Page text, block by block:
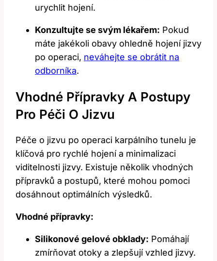
urychlit hojení.
Konzultujte se svým lékařem: Pokud
máte jakékoli obavy ohledně hojení jizvy
​po operaci, neváhejte se obrátit na
odborníka.
Vhodné Přípravky A Postupy
Pro Péči ​o Jizvu
Péče o jizvu po‌ operaci karpálního tunelu ⁤je
klíčová pro rychlé hojení a ⁢minimalizaci
viditelnosti jizvy. Existuje ​několik vhodných
přípravků a postupů, které mohou pomoci
dosáhnout ​optimálních výsledků.
Vhodné přípravky:
Silikonové gelové obklady: Pomáhají
zmírňovat‍ otoky‍ a zlepšují vzhled jizvy.